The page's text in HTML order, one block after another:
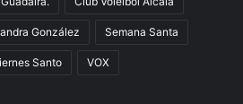
González Semana Santa
Santo VOX